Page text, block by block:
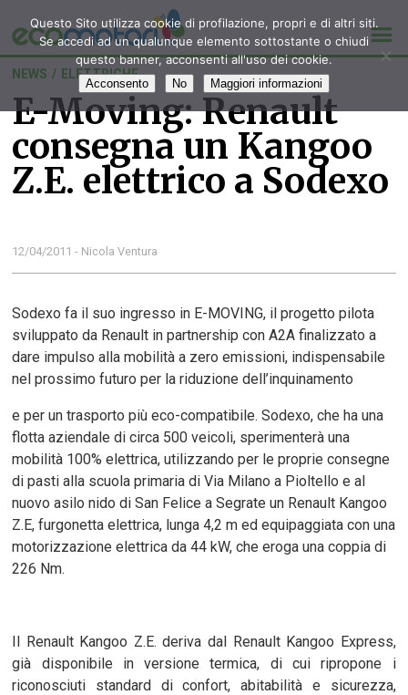
NEWS / ELETTRICHE
E-Moving: Renault
consegna un Kangoo
Z.E. elettrico a Sodexo
12/04/2011 - Nicola Ventura
Sodexo fa il suo ingresso in E-MOVING, il progetto pilota
sviluppato da Renault in partnership con A2A finalizzato a
dare impulso alla mobilità a zero emissioni, indispensabile
nel prossimo futuro per la riduzione dell’inquinamento
e per un trasporto più eco-compatibile. Sodexo, che ha una
flotta aziendale di circa 500 veicoli, sperimenterà una
mobilità 100% elettrica, utilizzando per le proprie consegne
di pasti alla scuola primaria di Via Milano a Pioltello e al
nuovo asilo nido di San Felice a Segrate un Renault Kangoo
Z.E, furgonetta elettrica, lunga 4,2 m ed equipaggiata con una
motorizzazione elettrica da 44 kW, che eroga una coppia di
226 Nm.
Il Renault Kangoo Z.E. deriva dal Renault Kangoo Express,
già disponibile in versione termica, di cui ripropone i
riconosciuti standard di confort, abitabilità e sicurezza,
Questo Sito utilizza cookie di profilazione, propri e di altri siti.
Se accedi ad un qualunque elemento sottostante o chiudi
questo banner, acconsenti all'uso dei cookie.
Acconsento No Maggiori informazioni